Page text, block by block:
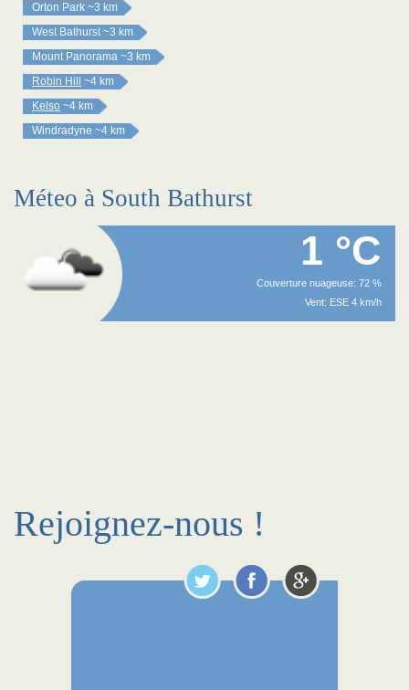
Orton Park ~3 km
West Bathurst ~3 km
Mount Panorama ~3 km
Robin Hill
~4 km
Kelso ~4 km
Windradyne ~4 km
Méteo à South Bathurst
1 °C
Couverture nuageuse: 72 %
Vent: ESE 4 km/h
Rejoignez-nous !